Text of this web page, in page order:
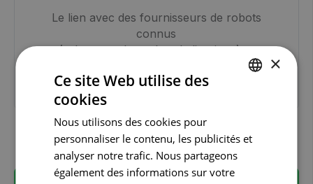
Le lien avec des fournisseurs de robots
connus
(robot mural et robot de livraison) et
l'intégration avec une boutique en ligne sont
standard dans CareConnect Pharmacist.
×
Ce site Web utilise des
cookies
Nous utilisons des cookies pour
personnaliser le contenu, les publicités et
analyser notre trafic. Nous partageons
également des informations sur votre